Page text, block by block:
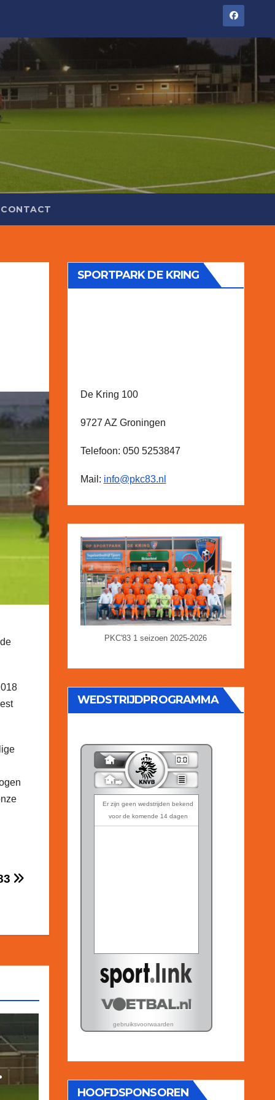
CONTACT
SPORTPARK DE KRING
De Kring 100
9727 AZ Groningen
Telefoon: 050 5253847
Mail: info@pkc83.nl
PKC'83 1 seizoen 2025-2026
WEDSTRIJDPROGRAMMA
HOOFDSPONSOREN